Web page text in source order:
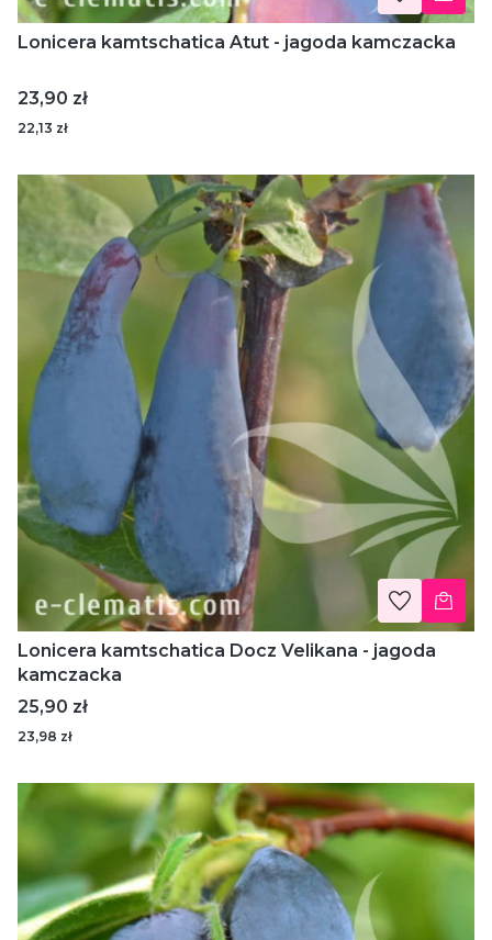
Lonicera kamtschatica Atut - jagoda kamczacka
Cena
23,90 zł
22,13 zł
Lonicera kamtschatica Docz Velikana - jagoda
kamczacka
Cena
25,90 zł
23,98 zł